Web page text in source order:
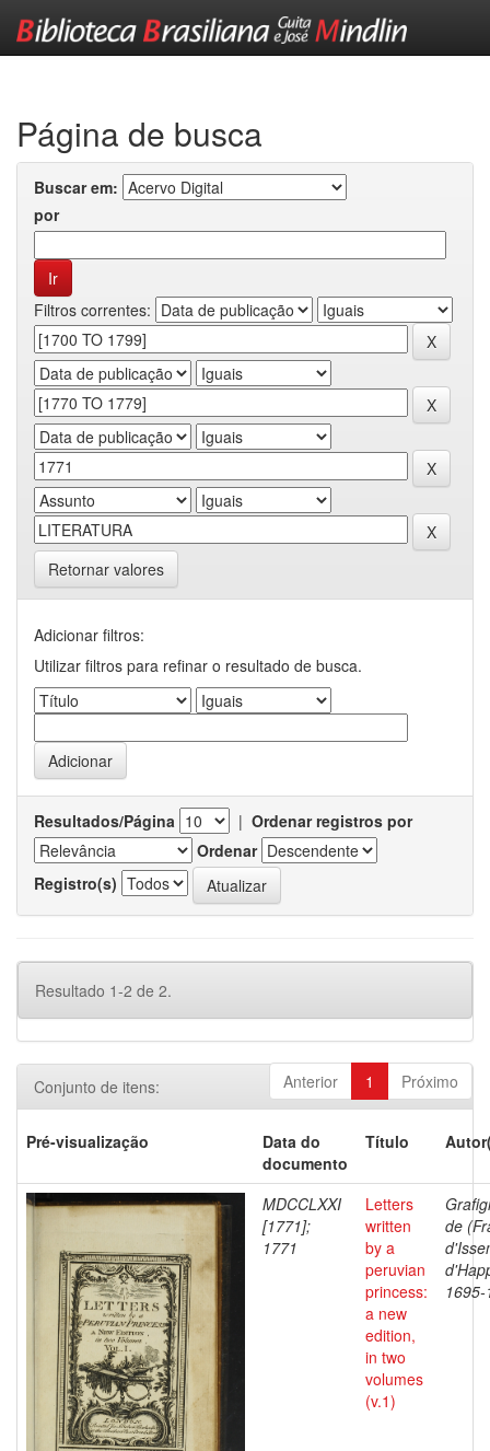
Página de busca
Buscar em:
por
Filtros correntes:
Retornar valores
Adicionar filtros:
Utilizar filtros para refinar o resultado de busca.
Resultados/Página | Ordenar registros por
Ordenar
Registro(s)
Resultado 1-2 de 2.
Anterior 1 Próximo
Conjunto de itens:
Pré-visualização
Data do
documento
Título
MDCCLXXI
[1771];
1771
Letters
written
by a
peruvian
princess:
a new
edition,
in two
volumes
(v.1)
de